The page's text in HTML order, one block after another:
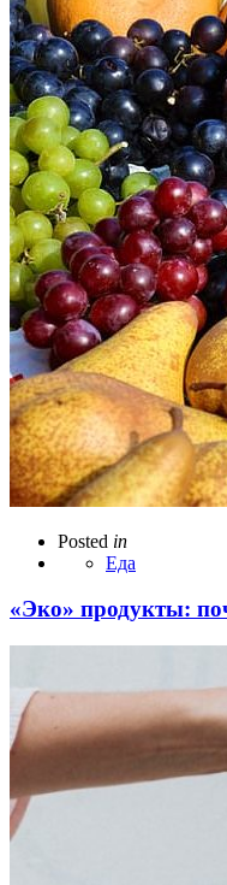
Posted in
Еда
«Эко» продукты: